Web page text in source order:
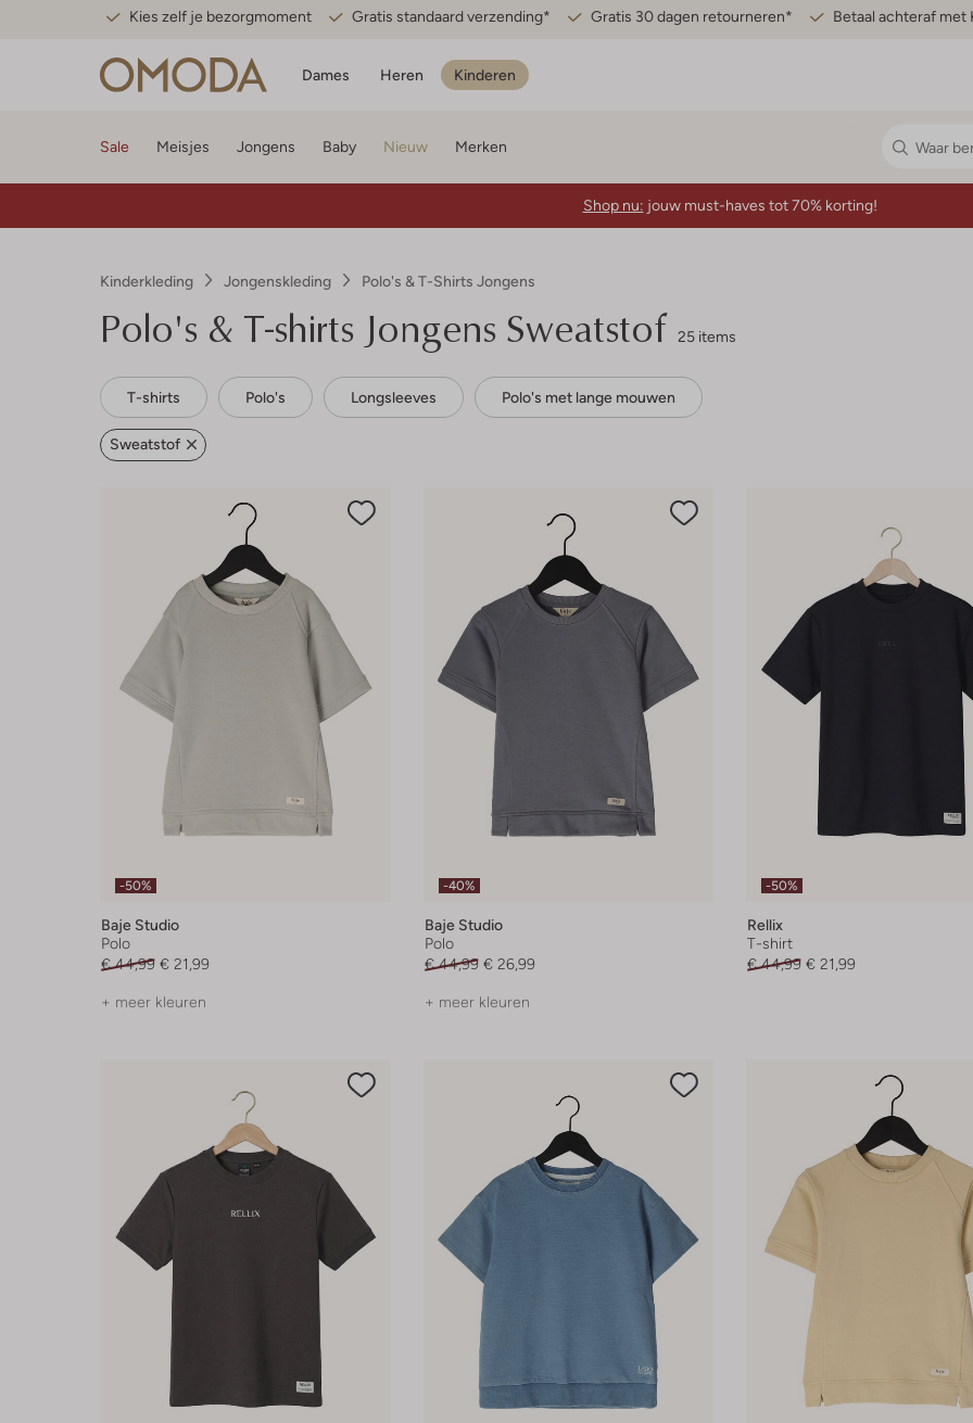
Kies zelf je bezorgmoment Gratis standaard verzending* Gratis 30 dagen retourneren* Betaal achteraf met
Dames Heren Kinderen
Sale Meisjes Jongens Baby Nieuw Merken
Shop nu: jouw must-haves tot 70% korting!
Kinderkleding Jongenskleding Polo's & T-Shirts Jongens
Polo's & T-shirts Jongens Sweatstof 25 items
T-shirts Polo's Longsleeves Polo's met lange mouwen
Sweatstof
-50%
Baje Studio
Polo
€ 44,99 € 21,99
+ meer kleuren
-40%
Baje Studio
Polo
€ 44,99 € 26,99
+ meer kleuren
-50%
Rellix
T-shirt
€ 44,99 € 21,99